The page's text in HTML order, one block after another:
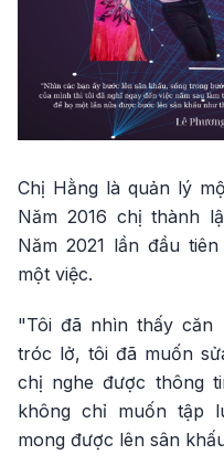
Chị Hằng là quản lý
Năm 2016 chị thành
Năm 2021 lần đầu
một việc.
"Tôi đã nhìn thấy căn
tróc lở, tôi đã muốn
chị nghe được thông
không chỉ muốn tập
mong được lên sân